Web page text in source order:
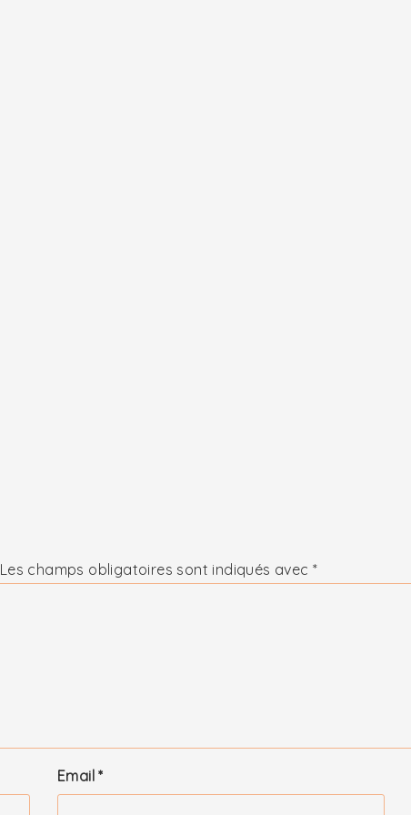
Les champs obligatoires sont indiqués avec*
Email*